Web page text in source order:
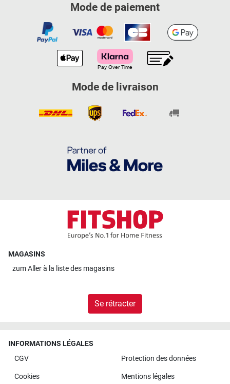
Mode de paiement
Mode de livraison
MAGASINS
zumAller à la liste des magasins
Se rétracter
INFORMATIONS LÉGALES
CGV
Protection des données
Cookies Mentions légales